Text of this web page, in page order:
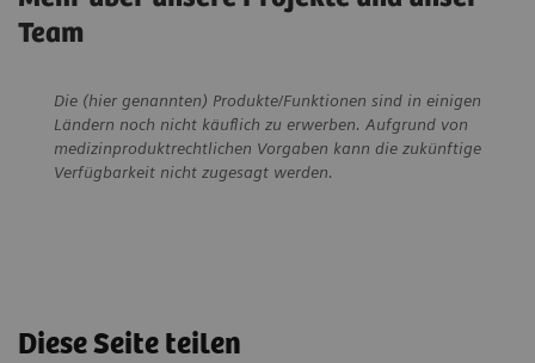
Team
Brückenbauer zwischen
Mensch und
Bildgebung
Innovationskultur
Radiologie: Wie ein ganzheitliches Konzept Kindern
Patient*innen im
Zentrum digitaler
Innovationskultur
Die (hier genannten) Produkte/Funktionen sind in einigen
Ländern noch nicht käuflich zu erwerben. Aufgrund von
medizinproduktrechtlichen Vorgaben kann die zukünftige
Verfügbarkeit nicht zugesagt werden.
Diese Seite teilen